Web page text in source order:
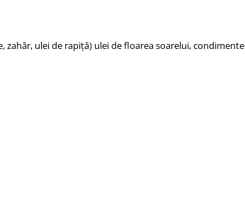
zahăr, ulei de rapiță) ulei de floarea soarelui, condimente